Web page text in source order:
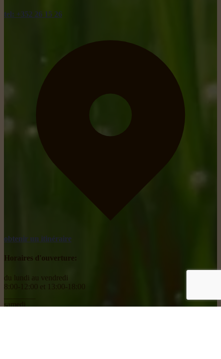
tel: +352 26 15 26
obtenir un itinéraire
Horaires d'ouverture:
du lundi au vendredi
8:00-12:00 et 13:00-18:00
samedi